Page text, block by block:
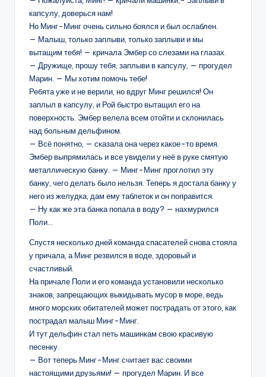
капсулу, доверься нам!
Но Минг-Минг очень сильно боялся и был ослаблен.
— Малыш, только заплыви, только заплыви и мы
вытащим тебя! — кричала Эмбер со слезами на глазах.
— Дружище, прошу тебя, заплыви в капсулу, — прогудел
Марин. — Мы хотим помочь тебе!
Ребята уже и не верили, но вдруг Минг решился! Он
заплыл в капсулу, и Рой быстро вытащил его на
поверхность. Эмбер велела всем отойти и склонилась
над больным дельфином.
— Всё понятно, — сказала она через какое-то время.
Эмбер выпрямилась и все увидели у неё в руке смятую
металлическую банку. — Минг-Минг проглотил эту
банку, чего делать было нельзя. Теперь я достала банку у
него из желудка, дам ему таблеток и он поправится.
— Ну как же эта банка попала в воду? — нахмурился
Поли…
Спустя несколько дней команда спасателей снова стояла
у причала, а Минг резвился в воде, здоровый и
счастливый.
На причале Поли и его команда установили несколько
знаков, запрещающих выкидывать мусор в море, ведь
много морских обитателей может пострадать от этого, как
пострадал малыш Минг-Минг.
И тут дельфин стал петь машинкам свою красивую
песенку.
— Вот теперь Минг-Минг считает вас своими
настоящими друзьями! — прогудел Марин. И все